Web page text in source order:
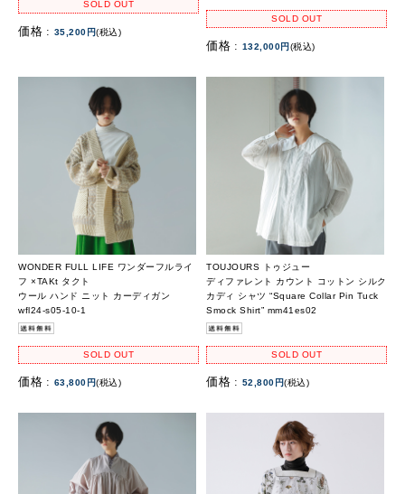
SOLD OUT
価格 : 35,200円(税込)
SOLD OUT
価格 : 132,000円(税込)
WONDER FULL LIFE ワンダーフルライ
フ ×TAKt タクト
ウール ハンド ニット カーディガン
wfl24-s05-10-1
SOLD OUT
価格 : 63,800円(税込)
TOUJOURS トゥジュー
ディファレント カウント コットン シルク
カディ シャツ “Square Collar Pin Tuck
Smock Shirt” mm41es02
SOLD OUT
価格 : 52,800円(税込)